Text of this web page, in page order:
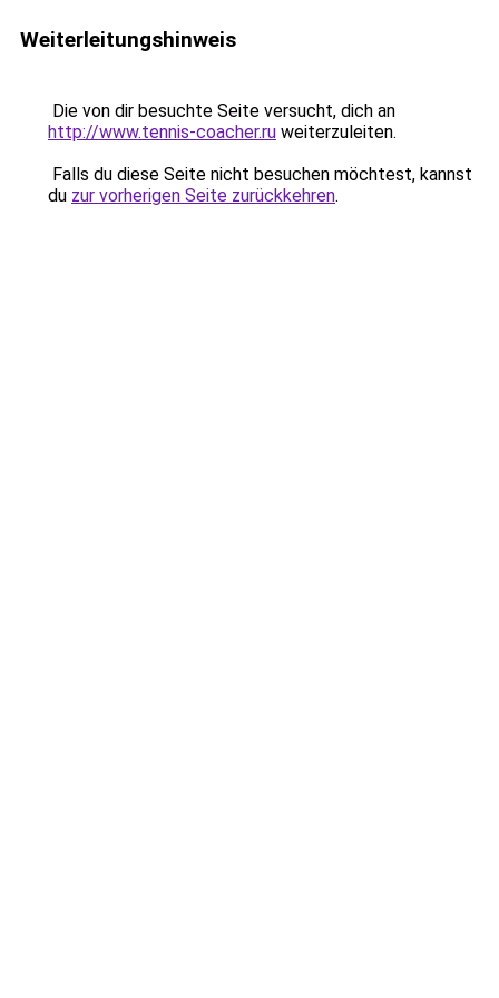
Weiterleitungshinweis
Die von dir besuchte Seite versucht, dich an
http://www.tennis-coacher.ru weiterzuleiten.
Falls du diese Seite nicht besuchen möchtest, kannst
du zur vorherigen Seite zurückkehren.